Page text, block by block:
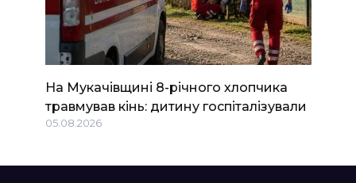
На Мукачівщині 8-річного хлопчика
травмував кінь: дитину госпіталізували
05.08.2026